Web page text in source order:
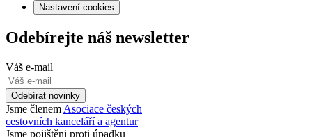
Nastavení cookies
Odebírejte náš newsletter
Váš e-mail
Odebírat novinky
Jsme členem Asociace českých
cestovních kanceláří a agentur
Jsme pojištěni proti úpadku